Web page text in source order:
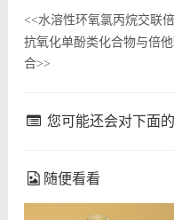
<<水溶性环氧氯丙烷交联
抗氧化单酚类化合物与倍
合>>
您可能还会对下面
随便看看